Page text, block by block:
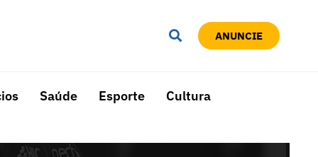
ANUNCIE
Saúde Esporte Cultura